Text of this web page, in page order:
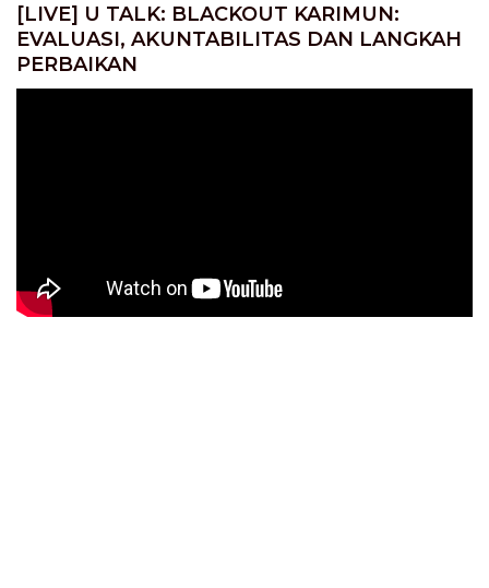
[LIVE] U TALK: BLACKOUT KARIMUN:
EVALUASI, AKUNTABILITAS DAN LANGKAH
PERBAIKAN